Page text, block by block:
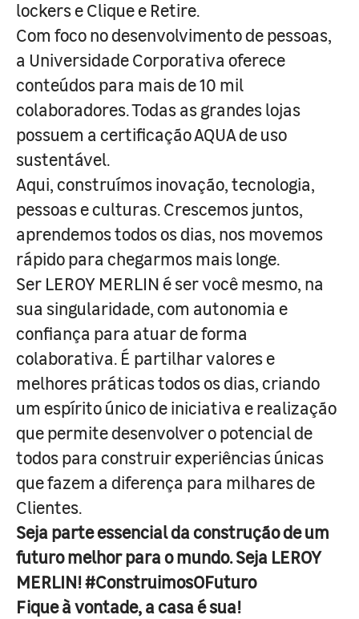
lockers e Clique e Retire.
Com foco no desenvolvimento de pessoas,
a Universidade Corporativa oferece
conteúdos para mais de 10 mil
colaboradores. Todas as grandes lojas
possuem a certificação AQUA de uso
sustentável.
Aqui, construímos inovação, tecnologia,
pessoas e culturas. Crescemos juntos,
aprendemos todos os dias, nos movemos
rápido para chegarmos mais longe.
Ser LEROY MERLIN é ser você mesmo, na
sua singularidade, com autonomia e
confiança para atuar de forma
colaborativa. É partilhar valores e
melhores práticas todos os dias, criando
um espírito único de iniciativa e realização
que permite desenvolver o potencial de
todos para construir experiências únicas
que fazem a diferença para milhares de
Clientes.
Seja parte essencial da construção de um
futuro melhor para o mundo. Seja LEROY
MERLIN! #ConstruimosOFuturo
Fique à vontade, a casa é sua!